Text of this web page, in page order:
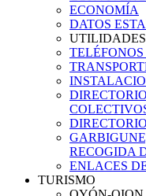
ECONOMÍA
DATOS
UTILIDADES
RECOGIDA
ENLACES
TURISMO